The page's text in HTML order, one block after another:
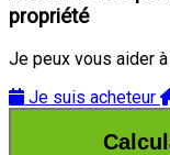
propriété
Je peux vous aider
Je suis acheteur